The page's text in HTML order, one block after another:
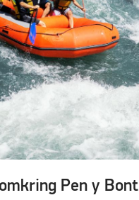
Pen y Bont